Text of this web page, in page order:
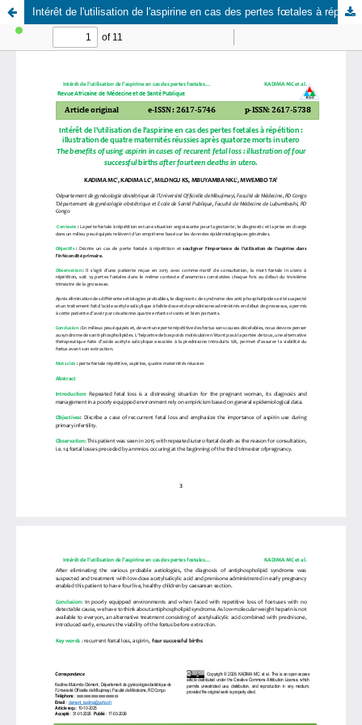
Intérêt de l'utilisation de l'aspirine en cas des pertes fœtales à répétition : illustration de quatre maternités réussies après quatorze morts in utero